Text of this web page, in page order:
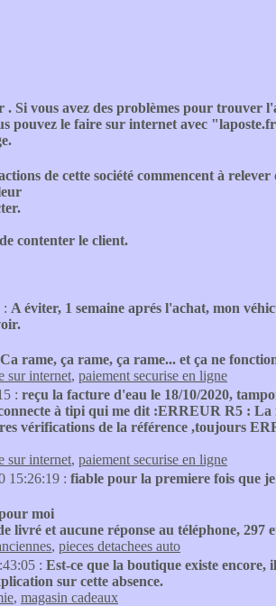
. Si vous avez des problèmes pour trouver
pouvez le faire sur internet avec
de cette société commencent à
contenter le client.
: A éviter, 1 semaine aprés l'achat, mon
Ca rame, ça rame, ça rame... et ça ne
sur internet, paiement securise en ligne
: reçu la facture d'eau le 18/10/2020,
à tipi qui me dit :ERREUR R5 : La
vérifications de la référence ,toujours
sur internet, paiement securise en ligne
15:26:19 : fiable pour la premiere fois que
moi
livré et aucune réponse au téléphone, 297
, pieces detachees auto
: Est-ce que la boutique existe encore,
sur cette absence.
, magasin cadeaux